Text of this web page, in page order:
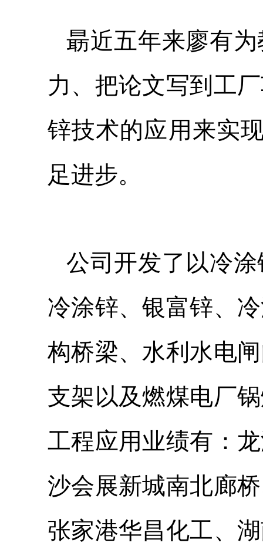
朂近五年来廖有
力、把论文写到工
锌技术的应用来实
足进步。
公司开发了以冷
冷涂锌、银富锌、
构桥梁、水利水电
支架以及燃煤电厂
工程应用业绩有：
沙会展新城南北廊
张家港华昌化工、